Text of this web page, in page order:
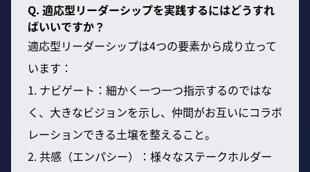
Q. 適応型リーダーシップを実践するにはどうすれ
ばいいですか？
適応型リーダーシップは4つの要素から成り立って
います：
1. ナビゲート：細かく一つ一つ指示するのではな
く、大きなビジョンを示し、仲間がお互いにコラボ
レーションできる土壌を整えること。
2. 共感（エンパシー）：様々なステークホルダー